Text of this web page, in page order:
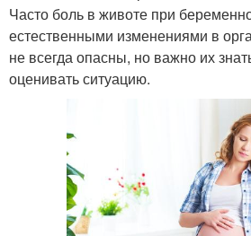
Часто боль в животе при
естественными изменениями в
не всегда опасны, но важно их
оценивать ситуацию.